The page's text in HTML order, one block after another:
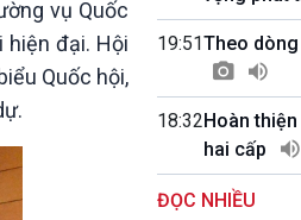
vụ Quốc
hiện đại. Hội
Quốc hội,
19:51Theo
18:32Hoàn
hai cấp
ĐỌC NHIỀU